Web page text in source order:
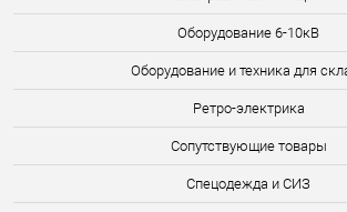
Оборудование 6-10кВ
Оборудование и техника для
Ретро-электрика
Сопутствующие товары
Спецодежда и СИЗ